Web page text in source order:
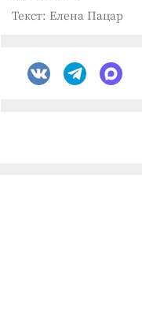
Текст: Елена Пацар